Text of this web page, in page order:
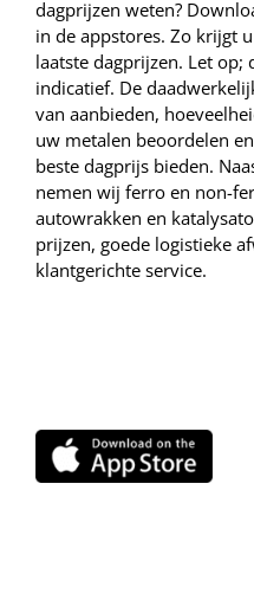
dagprijzen weten?
in de appstores. Zo krijgt
laatste dagprijzen. Let op;
indicatief. De
van aanbieden,
uw metalen beoordelen
beste dagprijs bieden.
nemen wij ferro en non-
autowrakken en
prijzen, goede logistieke
klantgerichte service.